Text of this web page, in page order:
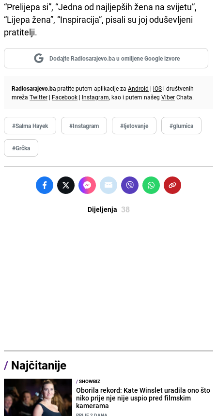
“Prelijepa si”, “Jedna od najljepših žena na svijetu”,
“Lijepa žena”, “Inspiracija”, pisali su joj oduševljeni
pratitelji.
Dodajte Radiosarajevo.ba u omiljene Google izvore
Radiosarajevo.bapratite putem aplikacije za Android | iOS i društvenih
mreža Twitter | Facebook | Instagram, kao i putem našeg ViberChata.
#Salma Hayek #Instagram #ljetovanje #glumica
#Grčka
Dijeljenja 38
/ Najčitanije
/SHOWBIZ
Oborila rekord: Kate Winslet uradila ono što
niko prije nje nije uspio pred filmskim
kamerama